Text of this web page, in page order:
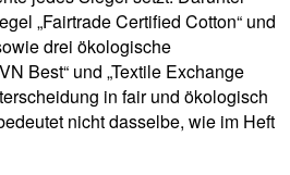
„Fairtrade Certified Cotton“ und
drei ökologische
Best“ und „Textile Exchange
in fair und ökologisch
nicht dasselbe, wie im Heft